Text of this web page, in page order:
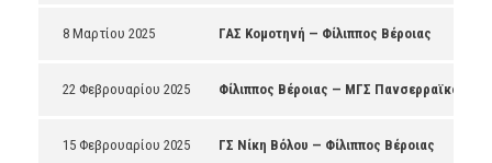
8 Μαρτίου 2025 ΓΑΣ Κομοτηνή — Φίλιππος Βέροιας
22 Φεβρουαρίου 2025 Φίλιππος Βέροιας — ΜΓΣ Πανσερραϊκός
15 Φεβρουαρίου 2025 ΓΣ Νίκη Βόλου — Φίλιππος Βέροιας